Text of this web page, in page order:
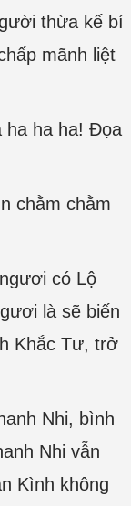
thừa kế bí
mãnh liệt
ha ha ha! Đọa
chằm chằm
có Lộ
là sẽ biến
Khắc Tư, trở
Nhi, bình
Nhi vẫn
Kình không